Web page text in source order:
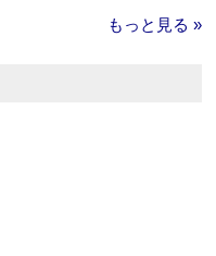
もっと見る »